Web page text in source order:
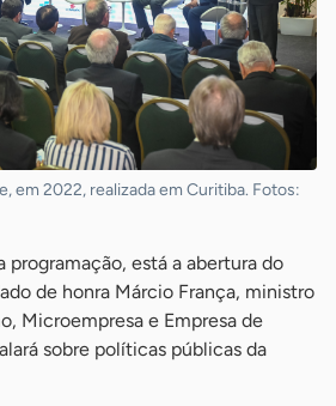
em 2022, realizada em Curitiba. Fotos:
programação, está a abertura do
de honra Márcio França, ministro
Microempresa e Empresa de
sobre políticas públicas da